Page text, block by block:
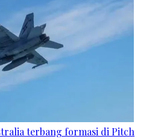
terbang formasi di Pitch